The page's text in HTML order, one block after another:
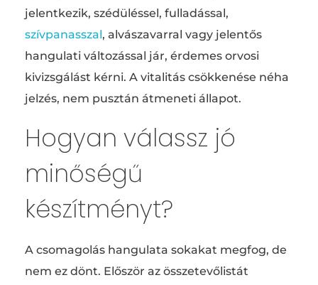
jelentkezik, szédüléssel, fulladással,
szívpanasszal, alvászavarral vagy jelentős
hangulati változással jár, érdemes orvosi
kivizsgálást kérni. A vitalitás csökkenése néha
jelzés, nem pusztán átmeneti állapot.
Hogyan válassz jó
minőségű
készítményt?
A csomagolás hangulata sokakat megfog, de
nem ez dönt. Először az összetevőlistát